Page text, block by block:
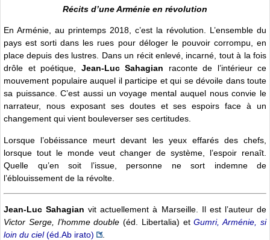
Récits d’une Arménie en révolution
En Arménie, au printemps 2018, c’est la révolution. L’ensemble du
pays est sorti dans les rues pour déloger le pouvoir corrompu, en
place depuis des lustres. Dans un récit enlevé, incarné, tout à la fois
drôle et poétique, Jean-Luc Sahagian raconte de l’intérieur ce
mouvement populaire auquel il participe et qui se dévoile dans toute
sa puissance. C’est aussi un voyage mental auquel nous convie le
narrateur, nous exposant ses doutes et ses espoirs face à un
changement qui vient bouleverser ses certitudes.
Lorsque l’obéissance meurt devant les yeux effarés des chefs,
lorsque tout le monde veut changer de système, l’espoir renaît.
Quelle qu’en soit l’issue, personne ne sort indemne de
l’éblouissement de la révolte.
Jean-Luc Sahagian vit actuellement à Marseille. Il est l’auteur de
Victor Serge, l’homme double (éd. Libertalia) etGumri, Arménie, si
loin du ciel(éd.Ab irato)